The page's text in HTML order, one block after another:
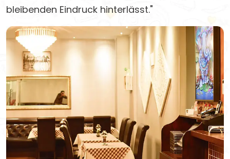
bleibenden Eindruck hinterlässt."